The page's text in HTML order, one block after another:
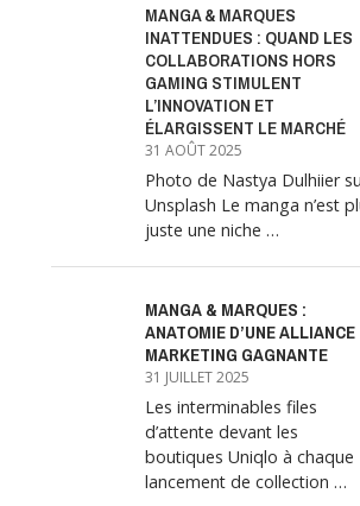
MANGA & MARQUES
INATTENDUES : QUAND LES
COLLABORATIONS HORS
GAMING STIMULENT
L’INNOVATION ET
ÉLARGISSENT LE MARCHÉ
31 AOÛT 2025
Photo de Nastya Dulhiier
Unsplash Le manga n’est
juste une niche …
MANGA & MARQUES :
ANATOMIE D’UNE ALLIANCE
MARKETING GAGNANTE
31 JUILLET 2025
Les interminables files
d’attente devant les
boutiques Uniqlo à chaque
lancement de collection …